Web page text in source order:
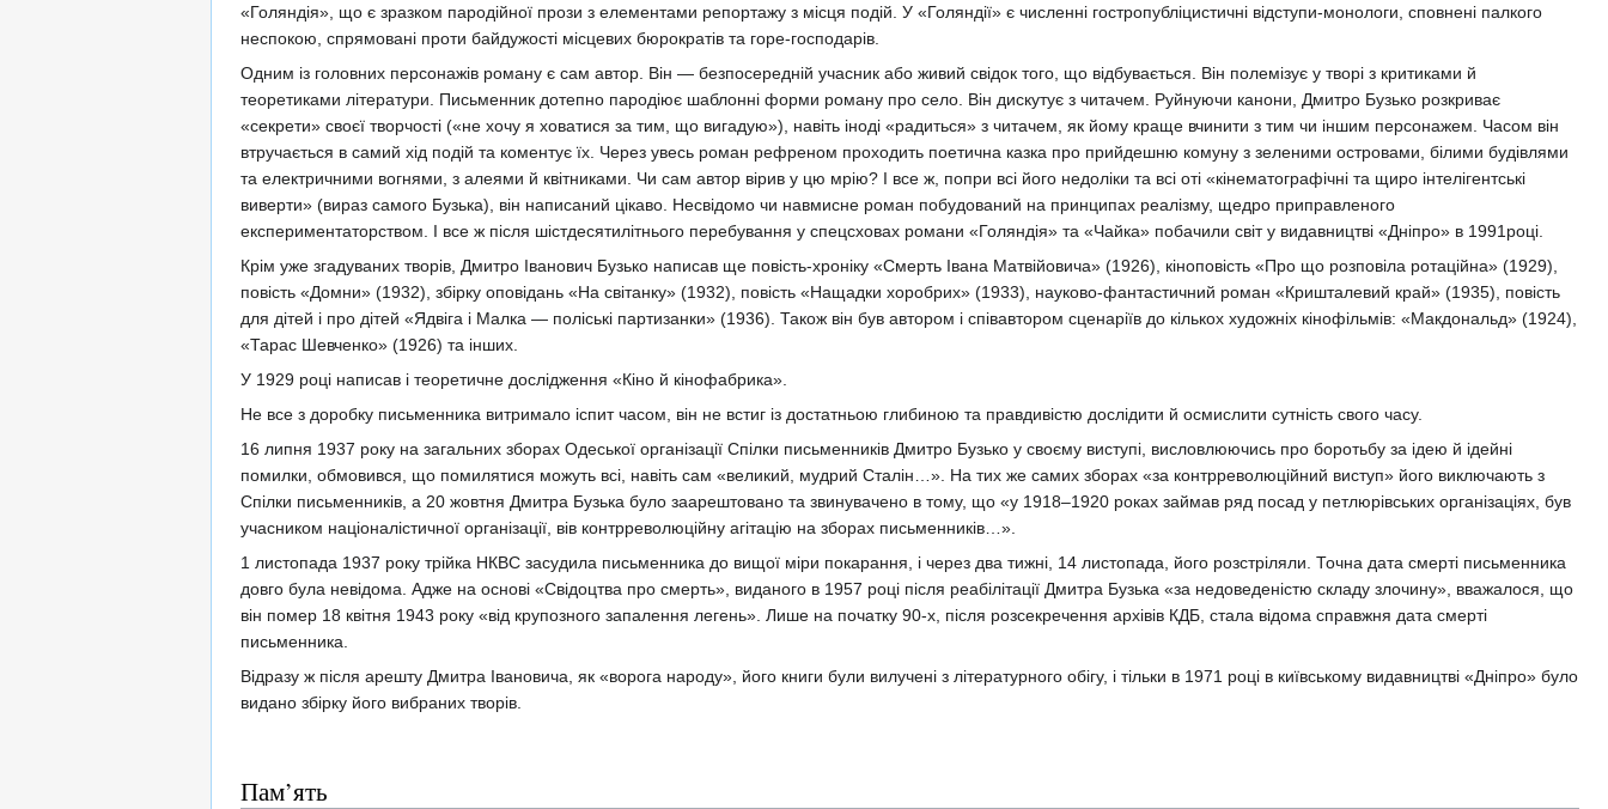
«Голяндія», що є зразком пародійної прози з елементами репортажу з місця подій. У «Голяндії» є численні гостропубліцистичні відступи-монологи, сповнені палкого
неспокою, спрямовані проти байдужості місцевих бюрократів та горе-господарів.
Одним із головних персонажів роману є сам автор. Він — безпосередній учасник або живий свідок того, що відбувається. Він полемізує у творі з критиками й
теоретиками літератури. Письменник дотепно пародіює шаблонні форми роману про село. Він дискутує з читачем. Руйнуючи канони, Дмитро Бузько розкриває
«секрети» своєї творчості («не хочу я ховатися за тим, що вигадую»), навіть іноді «радиться» з читачем, як йому краще вчинити з тим чи іншим персонажем. Часом він
втручається в самий хід подій та коментує їх. Через увесь роман рефреном проходить поетична казка про прийдешню комуну з зеленими островами, білими будівлями
та електричними вогнями, з алеями й квітниками. Чи сам автор вірив у цю мрію? І все ж, попри всі його недоліки та всі оті «кінематографічні та щиро інтелігентські
виверти» (вираз самого Бузька), він написаний цікаво. Несвідомо чи навмисне роман побудований на принципах реалізму, щедро приправленого
експериментаторством. І все ж після шістдесятилітнього перебування у спецсховах романи «Голяндія» та «Чайка» побачили світ у видавництві «Дніпро» в 1991році.
Крім уже згадуваних творів, Дмитро Іванович Бузько написав ще повість-хроніку «Смерть Івана Матвійовича» (1926), кіноповість «Про що розповіла ротаційна» (1929),
повість «Домни» (1932), збірку оповідань «На світанку» (1932), повість «Нащадки хоробрих» (1933), науково-фантастичний роман «Кришталевий край» (1935), повість
для дітей і про дітей «Ядвіга і Малка — поліські партизанки» (1936). Також він був автором і співавтором сценаріїв до кількох художніх кінофільмів: «Макдональд» (1924),
«Тарас Шевченко» (1926) та інших.
У 1929 році написав і теоретичне дослідження «Кіно й кінофабрика».
Не все з доробку письменника витримало іспит часом, він не встиг із достатньою глибиною та правдивістю дослідити й осмислити сутність свого часу.
16 липня 1937 року на загальних зборах Одеської організації Спілки письменників Дмитро Бузько у своєму виступі, висловлюючись про боротьбу за ідею й ідейні
помилки, обмовився, що помилятися можуть всі, навіть сам «великий, мудрий Сталін…». На тих же самих зборах «за контрреволюційний виступ» його виключають з
Спілки письменників, а 20 жовтня Дмитра Бузька було заарештовано та звинувачено в тому, що «у 1918–1920 роках займав ряд посад у петлюрівських організаціях, був
учасником націоналістичної організації, вів контрреволюційну агітацію на зборах письменників…».
1 листопада 1937 року трійка НКВС засудила письменника до вищої міри покарання, і через два тижні, 14 листопада, його розстріляли. Точна дата смерті письменника
довго була невідома. Адже на основі «Свідоцтва про смерть», виданого в 1957 році після реабілітації Дмитра Бузька «за недоведеністю складу злочину», вважалося, що
він помер 18 квітня 1943 року «від крупозного запалення легень». Лише на початку 90-х, після розсекречення архівів КДБ, стала відома справжня дата смерті
письменника.
Відразу ж після арешту Дмитра Івановича, як «ворога народу», його книги були вилучені з літературного обігу, і тільки в 1971 році в київському видавництві «Дніпро» було
видано збірку його вибраних творів.
Пам’ять